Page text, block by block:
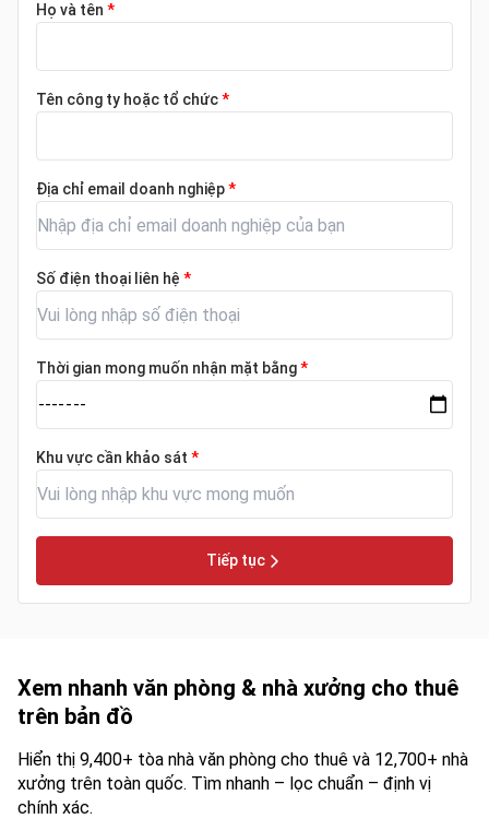
Họ và tên *
Tên công ty hoặc tổ chức*
Địa chỉ email doanh nghiệp*
Số điện thoại liên hệ *
Thời gian mong muốn nhận mặt bằng*
Khu vực cần khảo sát *
Tiếp tục
Xem nhanh văn phòng & nhà xưởng cho thuê
trên bản đồ
Hiển thị 9,400+ tòa nhà văn phòng cho thuê và 12,700+ nhà
xưởng trên toàn quốc. Tìm nhanh – lọc chuẩn – định vị
chính xác.